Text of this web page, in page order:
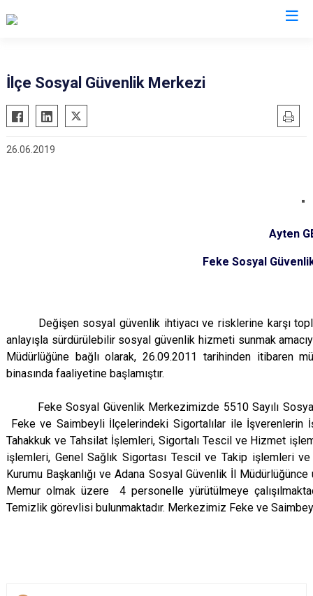
Aladağ
Ceyhan
Feke
İlçe Sosyal Güvenlik Merkezi
26.06.2019
Ayten
Feke Sosyal
Değişen sosyal güvenlik ihtiyacı ve risklerine karşı
anlayışla sürdürülebilir sosyal güvenlik hizmeti sunmak
Müdürlüğüne bağlı olarak, 26.09.2011 tarihinden itibaren
binasında faaliyetine başlamıştır.
Feke Sosyal Güvenlik Merkezimizde 5510 Sayılı Sosyal
Feke ve Saimbeyli İlçelerindeki Sigortalılar ile
Tahakkuk ve Tahsilat İşlemleri, Sigortalı Tescil ve Hizmet
işlemleri, Genel Sağlık Sigortası Tescil ve Takip işlemleri
Kurumu Başkanlığı ve Adana Sosyal Güvenlik İl
Memur olmak üzere 4 personelle yürütülmeye
Temizlik görevlisi bulunmaktadır. Merkezimiz Feke ve